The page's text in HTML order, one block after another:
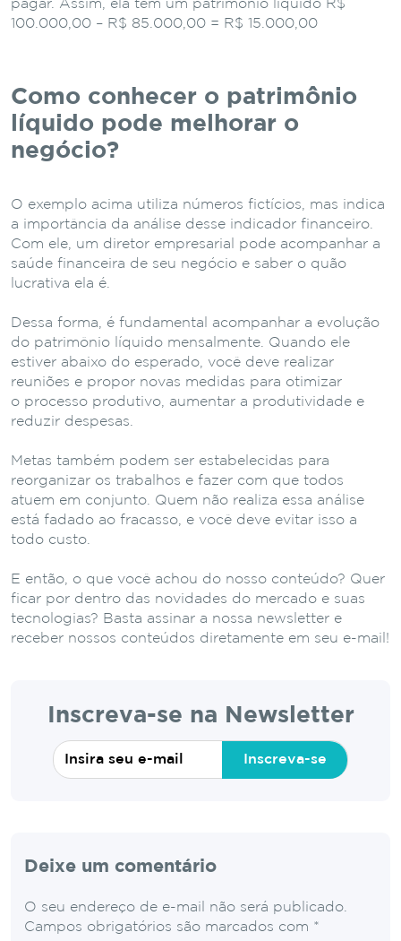
pagar. Assim, ela tem um patrimônio líquido R$
100.000,00 – R$ 85.000,00 = R$ 15.000,00
Como conhecer o patrimônio
líquido pode melhorar o
negócio?
O exemplo acima utiliza números fictícios, mas indica
a importância da análise desse indicador financeiro.
Com ele, um diretor empresarial pode acompanhar a
saúde financeira de seu negócio e saber o quão
lucrativa ela é.
Dessa forma, é fundamental acompanhar a evolução
do patrimônio líquido mensalmente. Quando ele
estiver abaixo do esperado, você deve realizar
reuniões e propor novas medidas para otimizar
o processo produtivo, aumentar a produtividade e
reduzir despesas.
Metas também podem ser estabelecidas para
reorganizar os trabalhos e fazer com que todos
atuem em conjunto. Quem não realiza essa análise
está fadado ao fracasso, e você deve evitar isso a
todo custo.
E então, o que você achou do nosso conteúdo? Quer
ficar por dentro das novidades do mercado e suas
tecnologias? Basta assinar a nossa newsletter e
receber nossos conteúdos diretamente em seu e-mail!
Inscreva-se na Newsletter
Inscreva-se
Deixe um comentário
O seu endereço de e-mail não será publicado.
Campos obrigatórios são marcados com *